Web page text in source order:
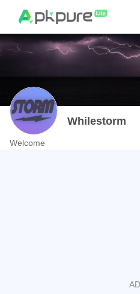
Whilestorm
Welcome